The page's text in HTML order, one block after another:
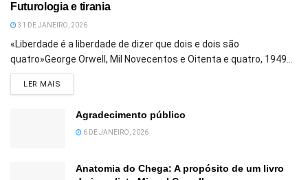
Futurologia e tirania
31 DE JANEIRO, 2026
«Liberdade é a liberdade de dizer que dois e dois são
quatro»George Orwell, Mil Novecentos e Oitenta e quatro, 1949...
LER MAIS
Agradecimento público
6 DE JANEIRO, 2026
Anatomia do Chega: A propósito de um livro